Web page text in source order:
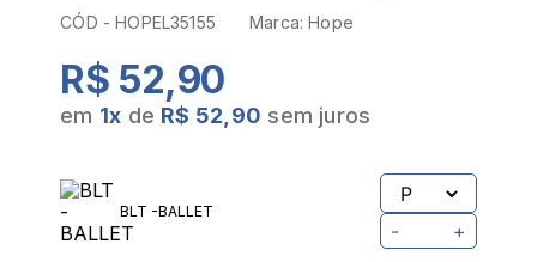
CÓD -HOPEL35155 Marca:Hope
R$ 52,90
em 1x de R$ 52,90 sem juros
BLT -BALLET
- +